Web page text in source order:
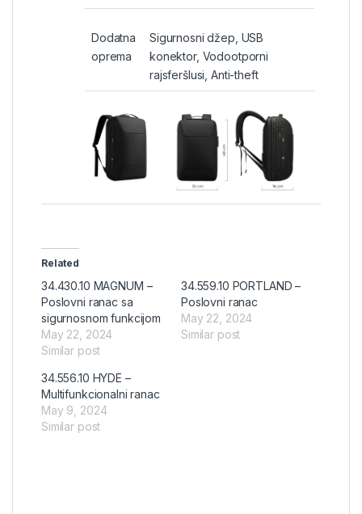
Dodatna
oprema
Sigurnosni džep, USB
konektor, Vodootporni
rajsferšlusi, Anti-theft
Related
34.430.10 MAGNUM –
Poslovni ranac sa
sigurnosnom funkcijom
May 22, 2024
Similar post
34.559.10 PORTLAND –
Poslovni ranac
May 22, 2024
Similar post
34.556.10 HYDE –
Multifunkcionalni ranac
May 9, 2024
Similar post